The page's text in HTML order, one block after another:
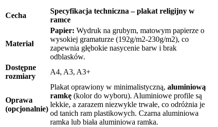
Cecha
Specyfikacja techniczna – plakat religijny w
ramce
Materiał
Papier: Wydruk na grubym, matowym papierze o
wysokiej gramaturze (192g/m2-230g/m2), co
zapewnia głębokie nasycenie barw i brak
odblasków.
Dostępne
rozmiary
A4, A3, A3+
Oprawa
(opcjonalnie)
Plakat oprawiony w minimalistyczną, aluminiową
ramkę (kolor do wyboru). Aluminiowe profile są
lekkie, a zarazem niezwykle trwałe, co odróżnia je
od tanich ram plastikowych. Czarna aluminiowa
ramka lub biała aluminiowa ramka.